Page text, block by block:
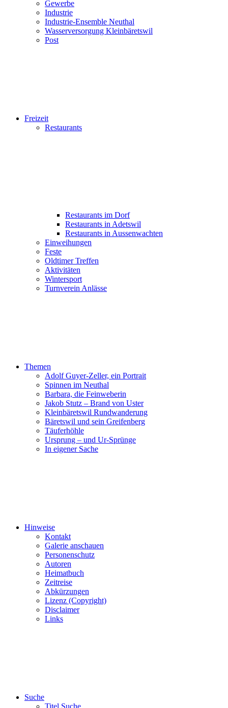
Gewerbe
Industrie
Industrie-Ensemble Neuthal
Wasserversorgung Kleinbäretswil
Post
Freizeit
Restaurants
Restaurants im Dorf
Restaurants in Adetswil
Restaurants in Aussenwachten
Einweihungen
Feste
Oldtimer Treffen
Aktivitäten
Wintersport
Turnverein Anlässe
Themen
Adolf Guyer-Zeller, ein Portrait
Spinnen im Neuthal
Barbara, die Feinweberin
Jakob Stutz – Brand von Uster
Kleinbäretswil Rundwanderung
Bäretswil und sein Greifenberg
Täuferhöhle
Ursprung – und Ur-Sprünge
In eigener Sache
Hinweise
Kontakt
Galerie anschauen
Personenschutz
Autoren
Heimatbuch
Zeitreise
Abkürzungen
Lizenz (Copyright)
Disclaimer
Links
Suche
Titel Suche